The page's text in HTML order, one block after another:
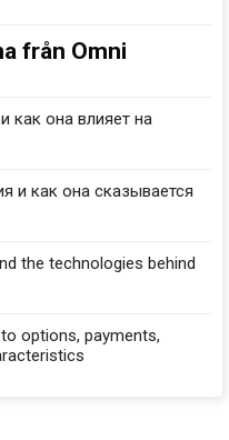
från Omni
как она влияет на
и как она сказывается
the technologies behind
options, payments,